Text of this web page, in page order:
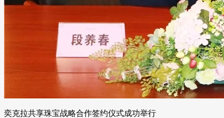
奕克拉共享珠宝战略合作签约仪式成功举行